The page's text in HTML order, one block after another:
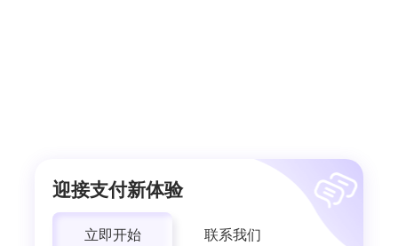
迎接支付新体验
立即开始 联系我们